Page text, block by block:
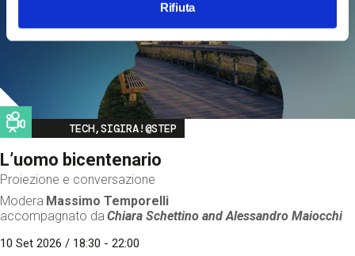
Rifiuta
Image
TECH,SIGIRA!@STEP
L’uomo bicentenario
Proiezione e conversazione
Modera Massimo Temporelli
accompagnato da Chiara Schettino andAlessandro Maiocchi
10 Set 2026 / 18:30 - 22:00